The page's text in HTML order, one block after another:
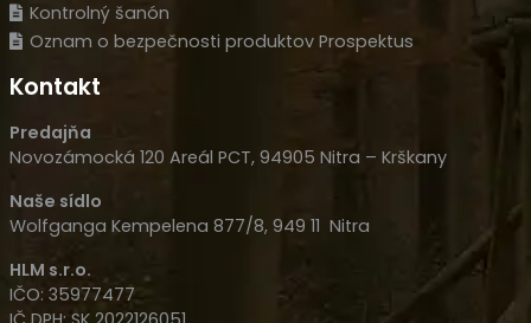
Kontrolný šanón
Oznam o bezpečnosti produktov Prospektus
Kontakt
Predajňa
Novozámocká 120 Areál PCT, 94905 Nitra – Krškany
Naše sídlo
Wolfganga Kempelena 877/8, 949 11 Nitra
HLM s.r.o.
IČO: 35977477